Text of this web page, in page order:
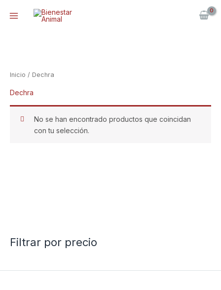
Filtrar por precio
Inicio / Dechra
Dechra
No se han encontrado productos que coincidan
con tu selección.